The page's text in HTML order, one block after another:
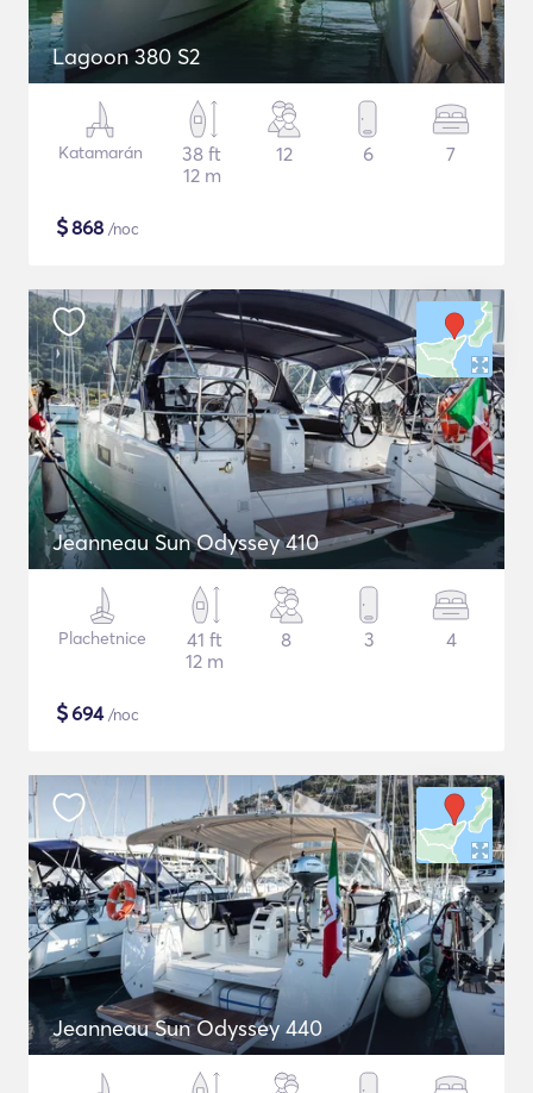
Lagoon 380 S2
Katamarán
38 ft
12 m
12 6 7
$868 /noc
Jeanneau Sun Odyssey 410
Plachetnice
41 ft
12 m
8 3 4
$694/noc
Jeanneau Sun Odyssey 440